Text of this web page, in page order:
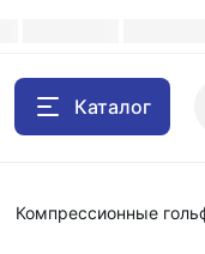
Каталог
Компрессионные